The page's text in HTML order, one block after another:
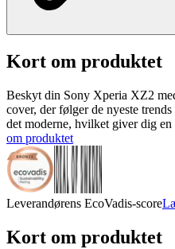
Kort om produktet
Beskyt din Sony Xperia XZ2
cover, der følger de nyeste
det moderne, hvilket giver dig en
om produktet
Leverandørens EcoVadis-score
Kort om produktet